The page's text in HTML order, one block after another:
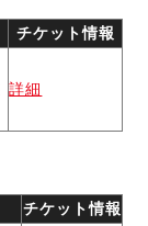
チケット情報
詳細
チケット情報